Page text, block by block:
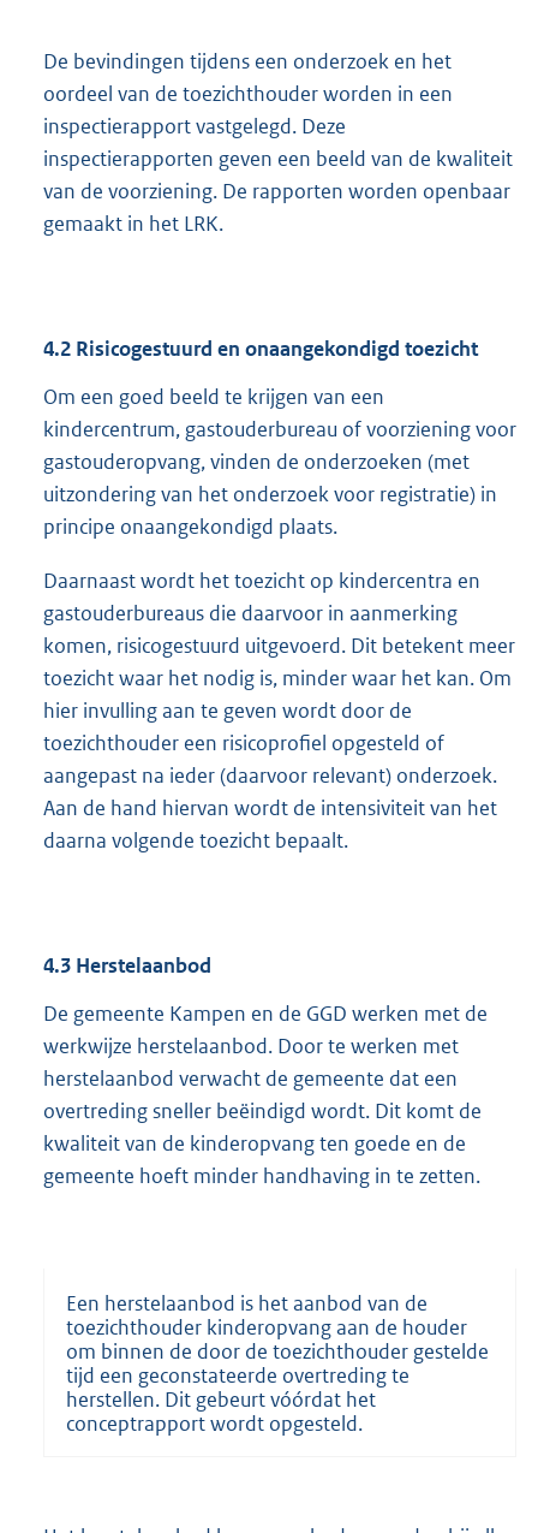
De bevindingen tijdens een onderzoek en het
oordeel van de toezichthouder worden in een
inspectierapport vastgelegd. Deze
inspectierapporten geven een beeld van de kwaliteit
van de voorziening. De rapporten worden openbaar
gemaakt in het LRK.
4.2 Risicogestuurd en onaangekondigd toezicht
Om een goed beeld te krijgen van een
kindercentrum, gastouderbureau of voorziening voor
gastouderopvang, vinden de onderzoeken (met
uitzondering van het onderzoek voor registratie) in
principe onaangekondigd plaats.
Daarnaast wordt het toezicht op kindercentra en
gastouderbureaus die daarvoor in aanmerking
komen, risicogestuurd uitgevoerd. Dit betekent meer
toezicht waar het nodig is, minder waar het kan. Om
hier invulling aan te geven wordt door de
toezichthouder een risicoprofiel opgesteld of
aangepast na ieder (daarvoor relevant) onderzoek.
Aan de hand hiervan wordt de intensiviteit van het
daarna volgende toezicht bepaalt.
4.3 Herstelaanbod
De gemeente Kampen en de GGD werken met de
werkwijze herstelaanbod. Door te werken met
herstelaanbod verwacht de gemeente dat een
overtreding sneller beëindigd wordt. Dit komt de
kwaliteit van de kinderopvang ten goede en de
gemeente hoeft minder handhaving in te zetten.
Een herstelaanbod is het aanbod van de
toezichthouder kinderopvang aan de houder
om binnen de door de toezichthouder gestelde
tijd een geconstateerde overtreding te
herstellen. Dit gebeurt vóórdat het
conceptrapport wordt opgesteld.